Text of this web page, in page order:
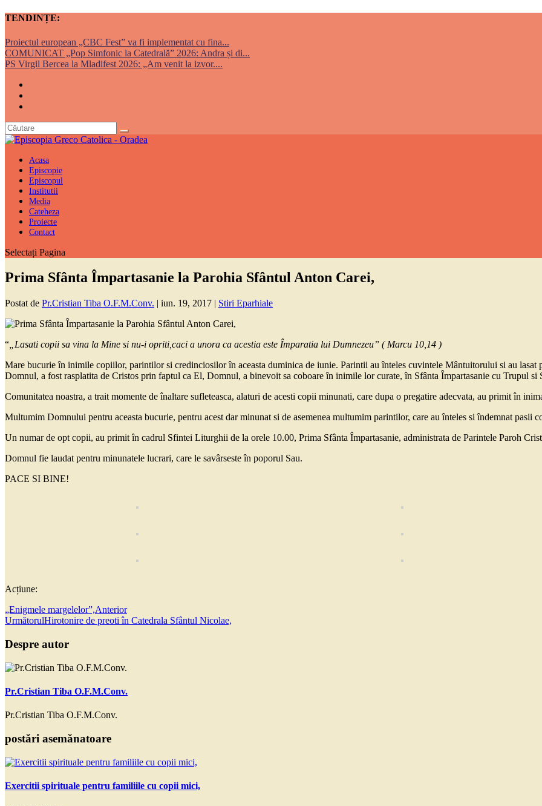
TENDINȚE:
Proiectul european „CBC Fest” va fi implementat cu fina...
COMUNICAT „Pop Simfonic la Catedrală” 2026: Andra și di...
PS Virgil Bercea la Mladifest 2026: „Am venit la izvor....
Acasa
Episcopie
Episcopul
Institutii
Media
Cateheza
Proiecte
Contact
Selectați Pagina
Prima Sfânta Împartasanie la Parohia Sfântul Anton Carei,
Postat de Pr.Cristian Tiba O.F.M.Conv. | iun. 19, 2017 | Stiri Eparhiale
“ „Lasati copii sa vina la Mine si nu-i opriti,caci a unora ca acestia este Împaratia lui Dumnezeu” ( Marcu 10,14 )
Mare bucurie în inimile copiilor, parintilor si credinciosilor în aceasta duminica de iunie. Parintii au înteles cuvintele Mântuitorului si au lasat
Domnul, a fost rasplatita de Cristos prin faptul ca El, Domnul, a binevoit sa coboare în inimile lor curate, în Sfânta Împartasanie cu Trupul si
Comunitatea noastra, a trait momente de înaltare sufleteasca, alaturi de acesti copii minunati, care dupa o pregatire adecvata, au primit în
Multumim Domnului pentru aceasta bucurie, pentru acest dar minunat si de asemenea multumim parintilor, care au înteles si îndemnat
Un numar de opt copii, au primit în cadrul Sfintei Liturghii de la orele 10.00, Prima Sfânta Împartasanie, administrata de Parintele Paroh
Domnul fie laudat pentru minunatele lucrari, care le savârseste în poporul Sau.
PACE SI BINE!
Acțiune:
„Enigmele margelelor”,Anterior
UrmătorulHirotonire de preoti în Catedrala Sfântul Nicolae,
Despre autor
Pr.Cristian Tiba O.F.M.Conv.
Pr.Cristian Tiba O.F.M.Conv.
postări asemănatoare
Exercitii spirituale pentru familiile cu copii mici,